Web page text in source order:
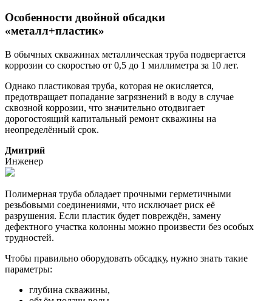
Особенности двойной обсадки
«металл+пластик»
В обычных скважинах металлическая труба подвергается
коррозии со скоростью от 0,5 до 1 миллиметра за 10 лет.
Однако пластиковая труба, которая не окисляется,
предотвращает попадание загрязнений в воду в случае
сквозной коррозии, что значительно отодвигает
дорогостоящий капитальный ремонт скважины на
неопределённый срок.
Дмитрий
Инженер
Полимерная труба обладает прочными герметичными
резьбовыми соединениями, что исключает риск её
разрушения. Если пластик будет повреждён, замену
дефектного участка колонны можно произвести без особых
трудностей.
Чтобы правильно оборудовать обсадку, нужно знать такие
параметры:
глубина скважины,